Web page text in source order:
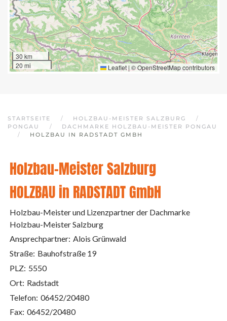
30 km
20 mi
Leaflet | ©OpenStreetMapcontributors
STARTSEITE
HOLZBAU-MEISTER SALZBURG
PONGAU
DACHMARKE HOLZBAU-MEISTER PONGAU
HOLZBAU IN RADSTADT GMBH
Holzbau-Meister Salzburg
HOLZBAU in RADSTADT GmbH
Holzbau-Meister und Lizenzpartner der Dachmarke
Holzbau-Meister Salzburg
Ansprechpartner: Alois Grünwald
Straße: Bauhofstraße 19
PLZ: 5550
Ort: Radstadt
Telefon: 06452/20480
Fax: 06452/20480